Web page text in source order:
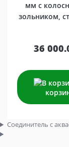
мм с
зольником,
36
Соединитель с